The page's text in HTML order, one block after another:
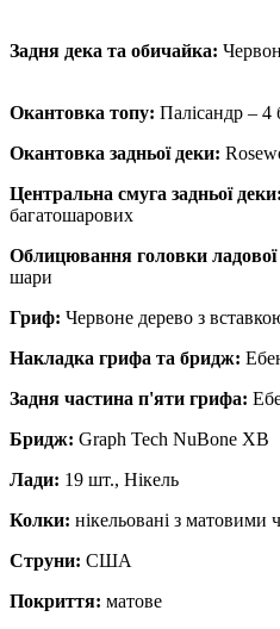
Задня дека та обичайка:
Окантовка топу: Палісандр –
Окантовка задньої деки:
Центральна смуга задньої деки:
багатошарових
Облицювання головки
шари
Гриф: Червоне дерево з
Накладка грифа та бридж:
Задня частина п'яти грифа:
Бридж: Graph Tech NuBone XB
Лади: 19 шт., Нікель
Колки: нікельовані з
Струни: США
Покриття: матове